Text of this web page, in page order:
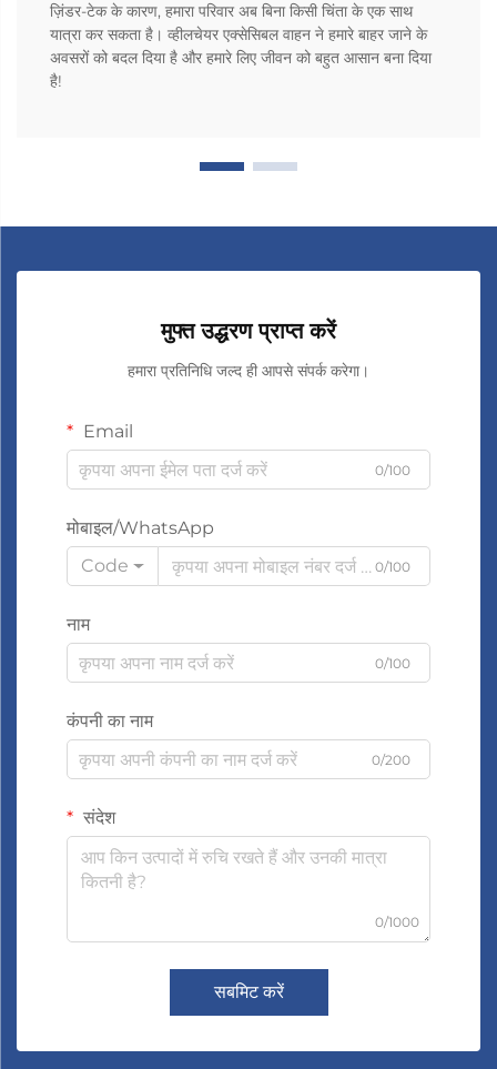
ज़िंडर-टेक के कारण, हमारा परिवार अब बिना किसी चिंता के एक साथ
यात्रा कर सकता है। व्हीलचेयर एक्सेसिबल वाहन ने हमारे बाहर जाने के
अवसरों को बदल दिया है और हमारे लिए जीवन को बहुत आसान बना दिया
है!
मुफ्त उद्धरण प्राप्त करें
हमारा प्रतिनिधि जल्द ही आपसे संपर्क करेगा।
Email
0/100
मोबाइल/WhatsApp
Code
0/100
नाम
0/100
कंपनी का नाम
0/200
संदेश
0/1000
सबमिट करें